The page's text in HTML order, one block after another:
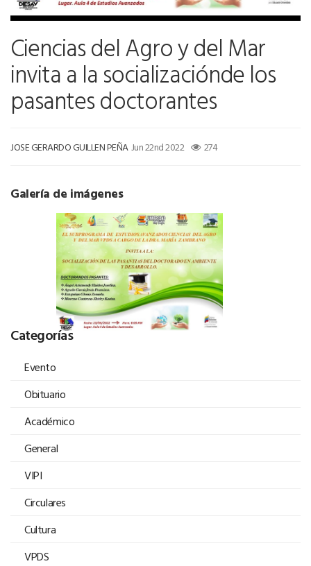
Ciencias del Agro y del Mar
invita a la socializaciónde los
pasantes doctorantes
JOSE GERARDO GUILLEN PEÑAJun 22nd 2022 274
Galería de imágenes
Categorías
Evento
Obituario
Académico
General
VIPI
Circulares
Cultura
VPDS